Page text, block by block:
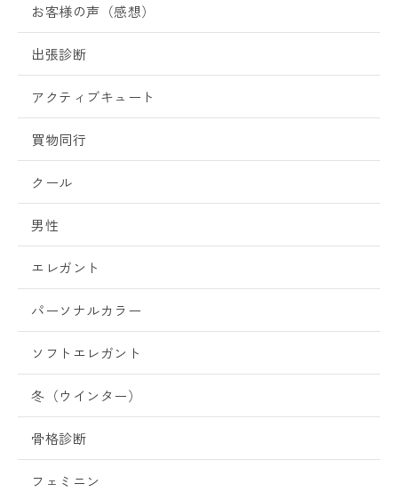
お客様の声（感想）
出張診断
アクティブキュート
買物同行
クール
男性
エレガント
パーソナルカラー
ソフトエレガント
冬（ウインター）
骨格診断
フェミニン